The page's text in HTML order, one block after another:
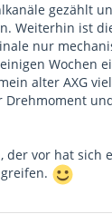
gezählt
Weiterhin ist
nur
Wochen
alter AXG
der vor hat sich